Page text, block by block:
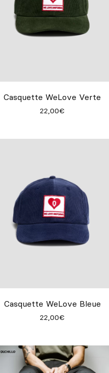
Casquette WeLove Verte
22,00€
Casquette WeLove Bleue
22,00€